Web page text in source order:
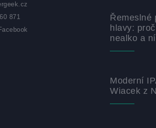
871
Řemeslné
hlavy:
nealko a
Moderní
Wiacek z